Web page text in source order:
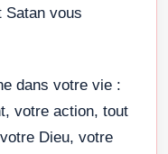
Satan vous
dans votre vie :
votre action, tout
Dieu, votre